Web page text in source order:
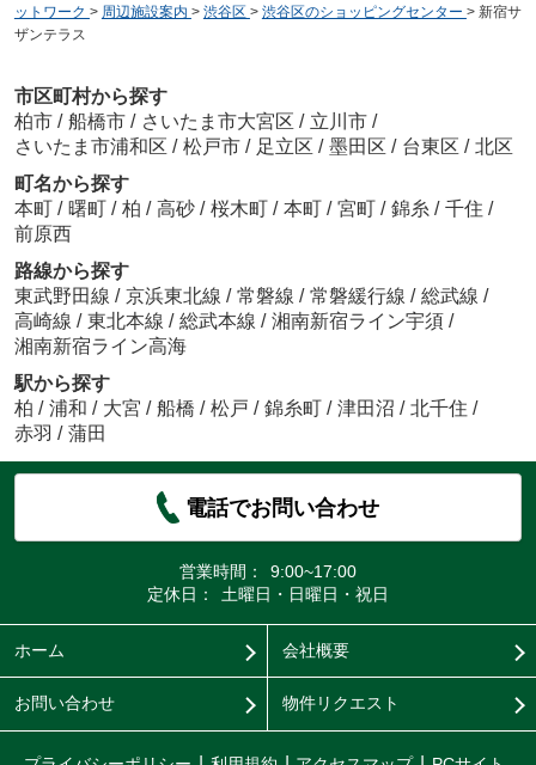
ットワーク > 周辺施設案内 > 渋谷区 > 渋谷区のショッピングセンター > 新宿サ
ザンテラス
市区町村から探す
柏市 / 船橋市 / さいたま市大宮区 / 立川市 /
さいたま市浦和区 / 松戸市 / 足立区 / 墨田区 / 台東区 / 北区
町名から探す
本町 / 曙町 / 柏 / 高砂 / 桜木町 / 本町 / 宮町 / 錦糸 / 千住 /
前原西
路線から探す
東武野田線 / 京浜東北線 / 常磐線 / 常磐緩行線 / 総武線 /
高崎線 / 東北本線 / 総武本線 / 湘南新宿ライン宇須 /
湘南新宿ライン高海
駅から探す
柏 / 浦和 / 大宮 / 船橋 / 松戸 / 錦糸町 / 津田沼 / 北千住 /
赤羽 / 蒲田
電話でお問い合わせ
営業時間：
9:00~17:00
定休日：
土曜日・日曜日・祝日
ホーム 会社概要
お問い合わせ 物件リクエスト